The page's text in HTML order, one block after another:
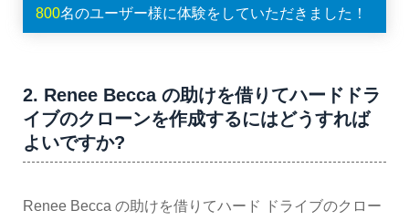
800名のユーザー様に体験をしていただきました！
2. Renee Becca の助けを借りてハードドラ
イブのクローンを作成するにはどうすれば
よいですか?
Renee Becca の助けを借りてハード ドライブのクロー